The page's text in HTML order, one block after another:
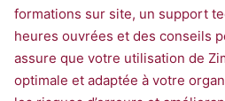
formations sur site, un support
heures ouvrées et des conseils
assure que votre utilisation de
optimale et adaptée à votre